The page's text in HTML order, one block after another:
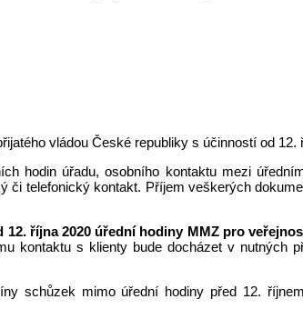
vládou České republiky s účinností od
hodin úřadu, osobního kontaktu mezi
či telefonický kontakt. Příjem veškerých
12. října 2020 úřední hodiny MMZ pro
kontaktu s klienty bude docházet v nutných
schůzek mimo úřední hodiny před 12.